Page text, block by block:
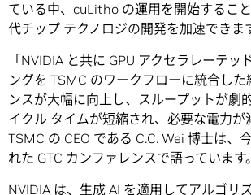
ている中、cuLitho の運用を開始するこ
代チップ テクノロジの開発を加速できま
「NVIDIA と共に GPU アクセラレーテッ
ングを TSMC のワークフローに統合し
ンスが大幅に向上し、スループットが劇
イクル タイムが短縮され、必要な電力が
TSMC の CEO である C.C. Wei 博士は、
れた GTC カンファレンスで語っています。
NVIDIA は、生成 AI を適用してアルゴリ